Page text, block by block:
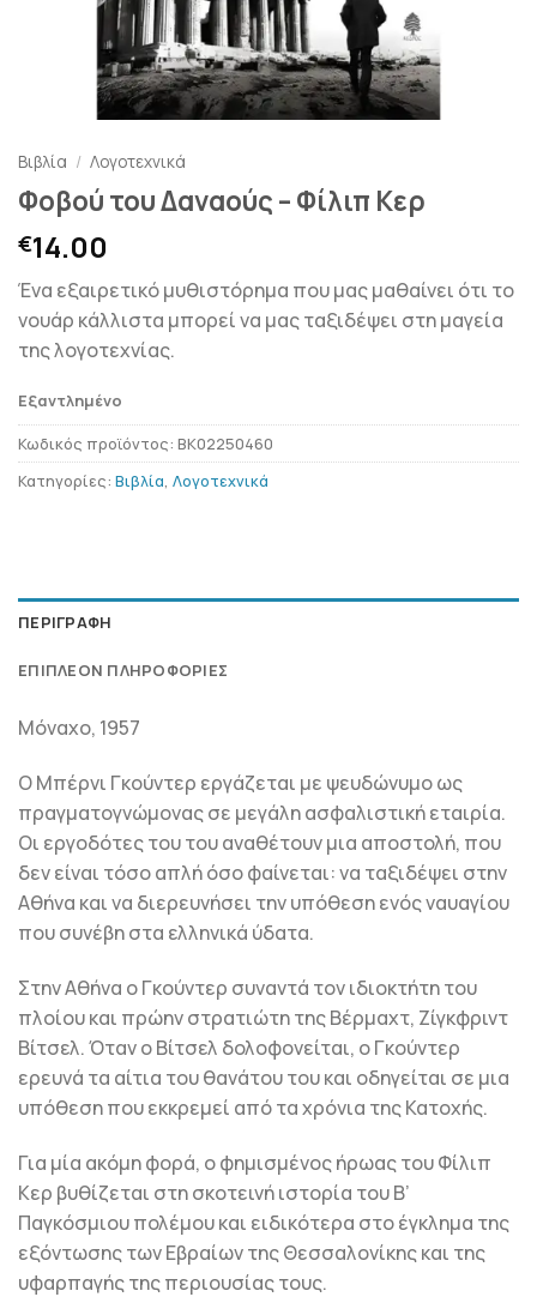
Βιβλία / Λογοτεχνικά
Φοβού του Δαναούς – Φίλιπ Κερ
€14.00
Ένα εξαιρετικό μυθιστόρημα που μας μαθαίνει ότι το
νουάρ κάλλιστα μπορεί να μας ταξιδέψει στη μαγεία
της λογοτεχνίας.
Εξαντλημένο
Κωδικός προϊόντος: BK02250460
Κατηγορίες: Βιβλία, Λογοτεχνικά
ΠΕΡΙΓΡΑΦΉ
ΕΠΙΠΛΈΟΝ ΠΛΗΡΟΦΟΡΊΕΣ
Μόναχο, 1957
O Μπέρνι Γκούντερ εργάζεται με ψευδώνυμο ως
πραγματογνώμονας σε μεγάλη ασφαλιστική εταιρία.
Οι εργοδότες του του αναθέτουν μια αποστολή, που
δεν είναι τόσο απλή όσο φαίνεται: να ταξιδέψει στην
Αθήνα και να διερευνήσει την υπόθεση ενός ναυαγίου
που συνέβη στα ελληνικά ύδατα.
Στην Αθήνα ο Γκούντερ συναντά τον ιδιοκτήτη του
πλοίου και πρώην στρατιώτη της Βέρμαχτ, Ζίγκφριντ
Βίτσελ. Όταν ο Βίτσελ δολοφονείται, ο Γκούντερ
ερευνά τα αίτια του θανάτου του και οδηγείται σε μια
υπόθεση που εκκρεμεί από τα χρόνια της Κατοχής.
Για μία ακόμη φορά, ο φημισμένος ήρωας του Φίλιπ
Κερ βυθίζεται στη σκοτεινή ιστορία του Β’
Παγκόσμιου πολέμου και ειδικότερα στο έγκλημα της
εξόντωσης των Εβραίων της Θεσσαλονίκης και της
υφαρπαγής της περιουσίας τους.